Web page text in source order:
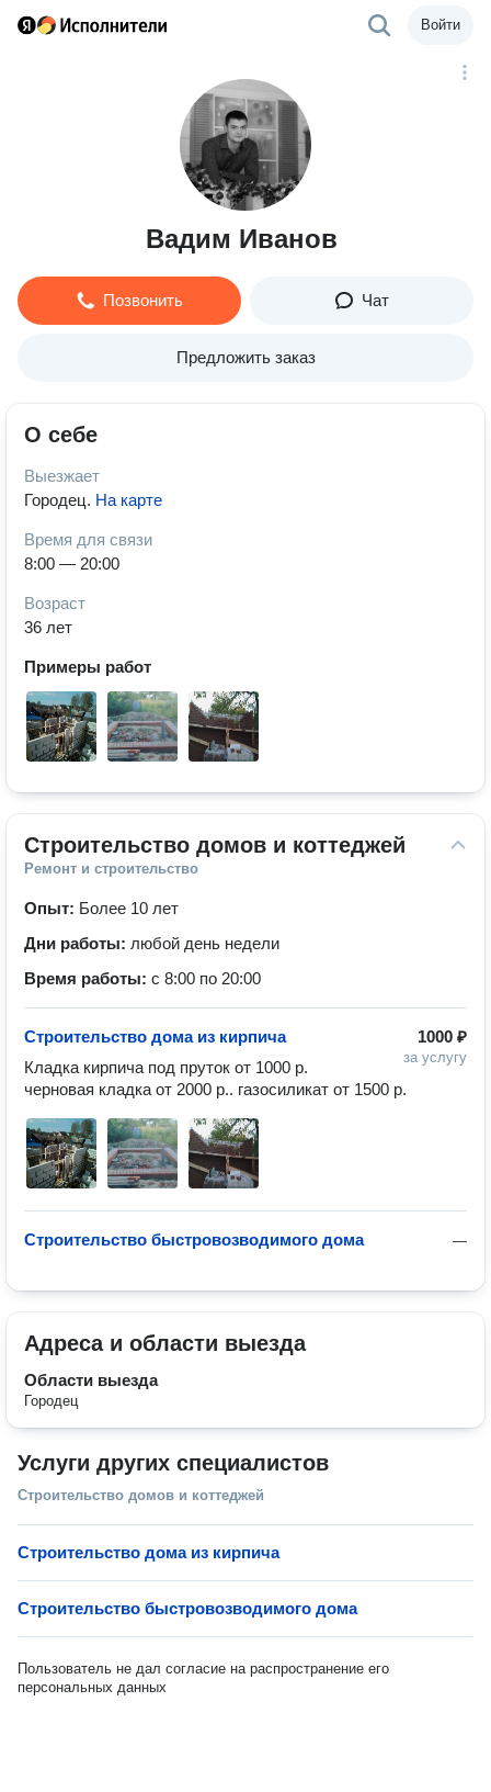
Войти
Вадим Иванов
Позвонить Чат
Предложить заказ
О себе
Выезжает
Городец. На карте
Время для связи
8:00 — 20:00
Возраст
36 лет
Примеры работ
Строительство домов и коттеджей
Ремонт и строительство
Опыт: Более 10 лет
Дни работы: любой день недели
Время работы: с 8:00 по 20:00
1000 ₽
за услугу
Строительство дома из кирпича
Кладка кирпича под пруток от 1000 р.
черновая кладка от 2000 р.. газосиликат от 1500 р.
—
Строительство быстровозводимого дома
Адреса и области выезда
Области выезда
Городец
Услуги других специалистов
Строительство домов и коттеджей
Строительство дома из кирпича
Строительство быстровозводимого дома
Пользователь не дал согласие на распространение его
персональных данных